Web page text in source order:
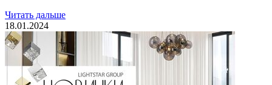
Читать дальше
18.01.2024